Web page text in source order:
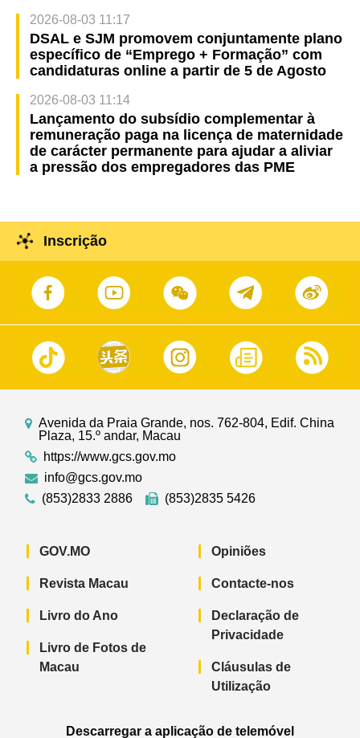
2026-08-03 11:17
DSAL e SJM promovem conjuntamente plano
específico de “Emprego + Formação” com
candidaturas online a partir de 5 de Agosto
2026-08-03 11:14
Lançamento do subsídio complementar à
remuneração paga na licença de maternidade
de carácter permanente para ajudar a aliviar
a pressão dos empregadores das PME
Inscrição
Avenida da Praia Grande, nos. 762-804, Edif. China
Plaza, 15.º andar, Macau
https://www.gcs.gov.mo
info@gcs.gov.mo
(853)2833 2886
(853)2835 5426
GOV.MO
Revista Macau
Livro do Ano
Livro de Fotos de
Macau
Opiniões
Contacte-nos
Declaração de
Privacidade
Cláusulas de
Utilização
Descarregar a aplicação de telemóvel